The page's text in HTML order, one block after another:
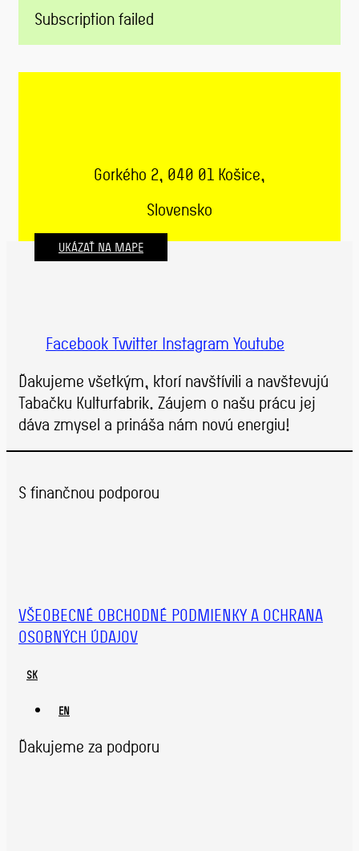
Subscription failed
Gorkého 2, 040 01 Košice,
Slovensko
UKÁZAŤ NA MAPE
Facebook Twitter Instagram Youtube
Ďakujeme všetkým, ktorí navštívili a navštevujú
Tabačku Kulturfabrik. Záujem o našu prácu jej
dáva zmysel a prináša nám novú energiu!
S finančnou podporou
VŠEOBECNÉ OBCHODNÉ PODMIENKY A OCHRANA
OSOBNÝCH ÚDAJOV
SK
EN
Ďakujeme za podporu